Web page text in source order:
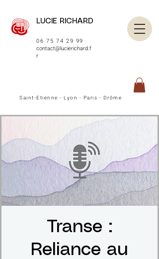
LUCIE RICHARD
06 75 74 29 99
contact@lucierichard.f
r
Saint-Etienne - Lyon - Paris - Drôme
Transe :
Reliance au